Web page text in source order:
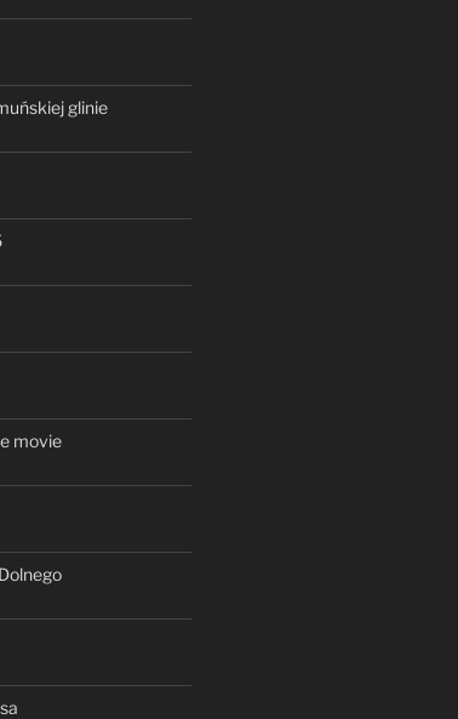
glinie
movie